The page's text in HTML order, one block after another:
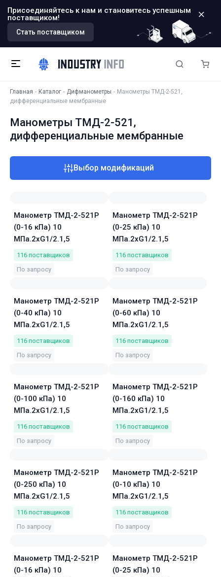
Присоединяйтесь к нам и становитесь успешным
поставщиком!
Стать поставщиком
Главная Каталог Дифманометры
Манометры ТМД-2-521,
дифференциальные мембранные
Манометры ТМД-2-521,
дифференциальные мембранные
Выбор модификаций
Манометр ТМД-2-521Р
(0-16 кПа) 10
МПа.2хG1/2.1,5
116 поставщиков
По запросу
Манометр ТМД-2-521Р
(0-25 кПа) 10
МПа.2хG1/2.1,5
116 поставщиков
По запросу
Манометр ТМД-2-521Р
(0-40 кПа) 10
МПа.2хG1/2.1,5
116 поставщиков
По запросу
Манометр ТМД-2-521Р
(0-60 кПа) 10
МПа.2хG1/2.1,5
116 поставщиков
По запросу
Манометр ТМД-2-521Р
(0-100 кПа) 10
МПа.2хG1/2.1,5
116 поставщиков
По запросу
Манометр ТМД-2-521Р
(0-160 кПа) 10
МПа.2хG1/2.1,5
116 поставщиков
По запросу
Манометр ТМД-2-521Р
(0-250 кПа) 10
МПа.2хG1/2.1,5
116 поставщиков
По запросу
Манометр ТМД-2-521Р
(0-10 кПа) 10
МПа.2хG1/2.1,5
116 поставщиков
По запросу
Манометр ТМД-2-521Р
(0-16 кПа) 10
Манометр ТМД-2-521Р
(0-25 кПа) 10